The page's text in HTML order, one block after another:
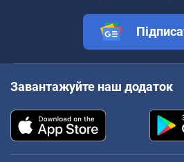
Завантажуйте наш додаток